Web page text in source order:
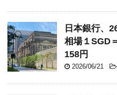
日本銀行、
相場１SGD
158円
2026/06/21